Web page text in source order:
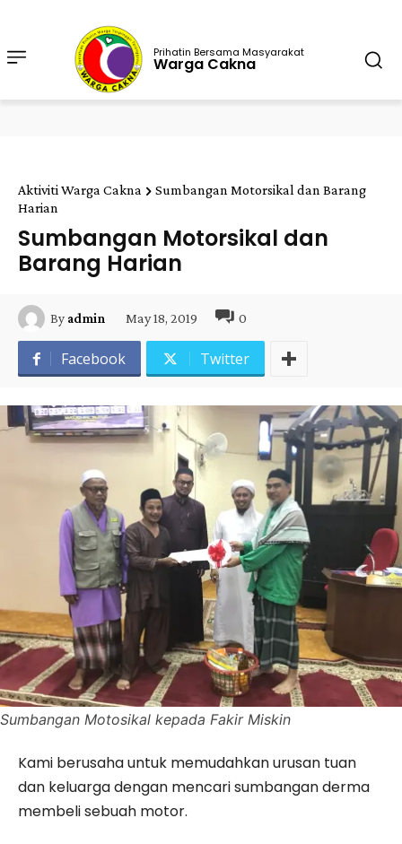
Prihatin Bersama Masyarakat
Warga Cakna
Aktiviti Warga Cakna
Sumbangan Motorsikal dan Barang
Harian
Sumbangan Motorsikal dan
Barang Harian
By admin May 18, 2019 0
Facebook Twitter
Sumbangan Motosikal kepada Fakir Miskin
Kami berusaha untuk memudahkan urusan tuan
dan keluarga dengan mencari sumbangan derma
membeli sebuah motor.